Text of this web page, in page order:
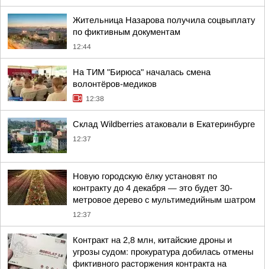
Жительница Назарова получила соцвыплату
по фиктивным документам
12:44
На ТИМ "Бирюса" началась смена
волонтёров-медиков
12:38
Cклад Wildberries атаковали в Екатеринбурге
12:37
Новую городскую ёлку установят по
контракту до 4 декабря — это будет 30-
метровое дерево с мультимедийным шатром
12:37
Контракт на 2,8 млн, китайские дроны и
угрозы судом: прокуратура добилась отмены
фиктивного расторжения контракта на